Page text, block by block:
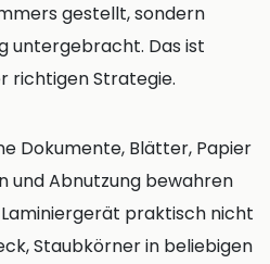
gestellt, sondern
untergebracht. Das ist
richtigen Strategie.
Dokumente, Blätter, Papier
und Abnutzung bewahren
praktisch nicht
Staubkörner in beliebigen